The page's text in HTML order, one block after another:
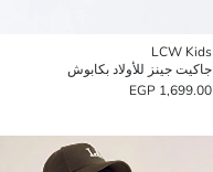
LCW Kids
جاكيت جينز للأولاد بكابوش
1,699.00 EGP